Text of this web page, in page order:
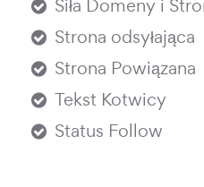
Siła Domeny i
Strona odsyłająca
Strona Powiązana
Tekst Kotwicy
Status Follow